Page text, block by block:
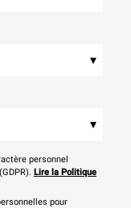
▾
▾
personnel
Lire la Politique
pour